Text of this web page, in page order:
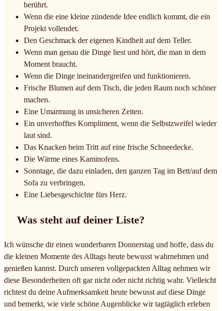
berührt.
Wenn die eine kleine zündende Idee endlich kommt, die ein
Projekt vollendet.
Den Geschmack der eigenen Kindheit auf dem Teller.
Wenn man genau die Dinge liest und hört, die man in dem
Moment braucht.
Wenn die Dinge ineinandergreifen und funktionieren.
Frische Blumen auf dem Tisch, die jeden Raum noch schöner
machen.
Eine Umarmung in unsicheren Zeiten.
Ein unverhofftes Kompliment, wenn die Selbstzweifel wieder
laut sind.
Das Knacken beim Tritt auf eine frische Schneedecke.
Die Wärme eines Kaminofens.
Sonntage, die dazu einladen, den ganzen Tag im Bett/auf dem
Sofa zu verbringen.
Eine Liebesgeschichte fürs Herz.
Was steht auf deiner Liste?
Ich wünsche dir einen wunderbaren Donnerstag und hoffe, dass du
die kleinen Momente des Alltags heute bewusst wahrnehmen und
genießen kannst. Durch unseren vollgepackten Alltag nehmen wir
diese Besonderheiten oft gar nicht oder nicht richtig wahr. Vielleicht
richtest du deine Aufmerksamkeit heute bewusst auf diese Dinge
und bemerkt, wie viele schöne Augenblicke wir tagtäglich erleben